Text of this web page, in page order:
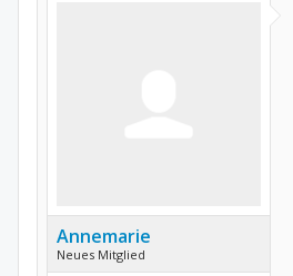
Annemarie
Neues Mitglied